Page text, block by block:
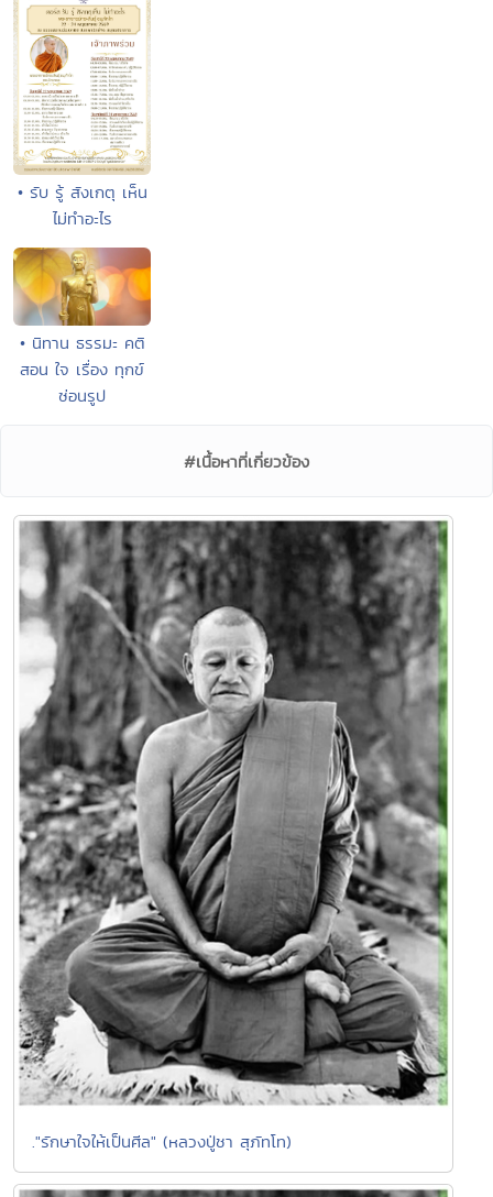
• รับ รู้ สังเกตุ เห็น
ไม่ทำอะไร
• นิทาน ธรรมะ คติ
สอน ใจ เรื่อง ทุกข์
ซ่อนรูป
#เนื้อหาที่เกี่ยวข้อง
."รักษาใจให้เป็นศีล" (หลวงปู่ชา สุภัทโท)